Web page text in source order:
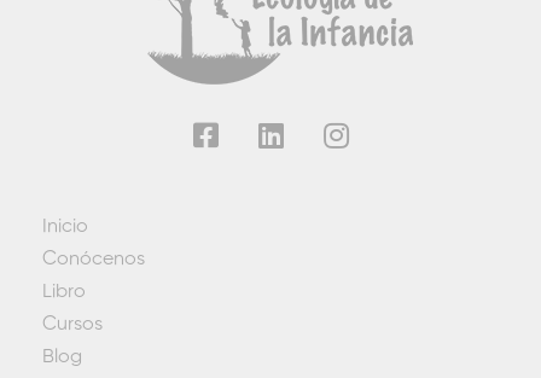
Inicio
Conócenos
Libro
Cursos
Blog